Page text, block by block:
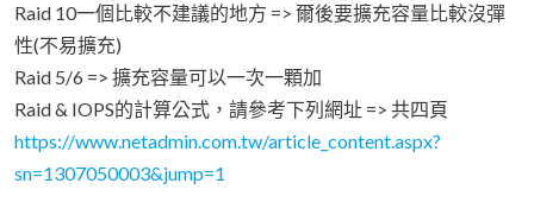
Raid 10一個比較不建議的地方 => 爾後要擴充容量比較沒彈
性(不易擴充)
Raid 5/6 => 擴充容量可以一次一顆加
Raid & IOPS的計算公式，請參考下列網址 => 共四頁
https://www.netadmin.com.tw/article_content.aspx?
sn=1307050003&jump=1